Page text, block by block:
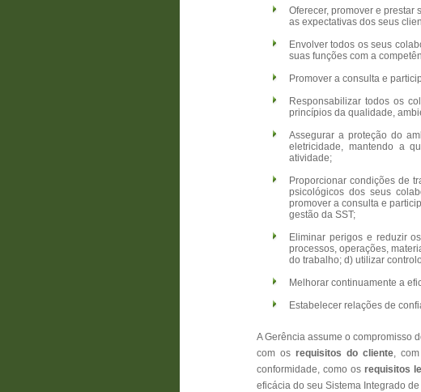
Oferecer, promover e
as expectativas dos seus
Envolver todos os seus
suas funções com a
Promover a consulta e
Responsabilizar todos os
princípios da qualidade,
Assegurar a proteção do
eletricidade, mantendo a
atividade;
Proporcionar condições de
psicológicos dos seus
promover a consulta e
gestão da SST;
Eliminar perigos e reduzir
processos, operações,
do trabalho; d) utilizar
Melhorar continuamente a
Estabelecer relações de
A Gerência assume o compromisso
com osrequisitos do cliente,
conformidade, como os requisitos
eficácia do seu Sistema Integrado de